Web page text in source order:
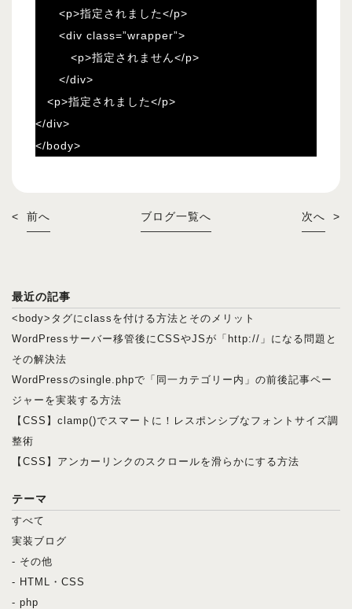
<p>指定されました</p>
<div class=”wrapper”>
<p>指定されません</p>
</div>
<p>指定されました</p>
</div>
</body>
< 前へ 次へ >
ブログ一覧へ
最近の記事
<body>タグにclassを付ける方法とそのメリット
WordPressサーバー移管後にCSSやJSが「http://」になる問題と
その解決法
WordPressのsingle.phpで「同一カテゴリー内」の前後記事ペー
ジャーを実装する方法
【CSS】clamp()でスマートに！レスポンシブなフォントサイズ調
整術
【CSS】アンカーリンクのスクロールを滑らかにする方法
テーマ
すべて
実装ブログ
- その他
- HTML・CSS
- php